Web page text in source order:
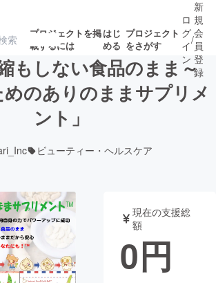
プロジェクトを掲
載するには
はじ
める
プロジェクト
をさがす
注目の新着プロ
募集終了が近いプ
ロジー・ガジェット
映画 書籍・雑誌
ロ
グ
イ
ン
/
新
規
会
員
登
録
もしない食品のまま～
めのありのままサプリメ
ント」
ビューティー・ヘルスケア
現在の支援総
額
0円